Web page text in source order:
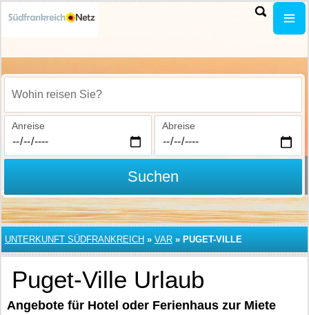
Wohin reisen Sie?
Anreise Abreise
Suchen
UNTERKUNFT SÜDFRANKREICH » VAR » PUGET-VILLE
Puget-Ville Urlaub
Angebote für Hotel oder Ferienhaus zur Miete